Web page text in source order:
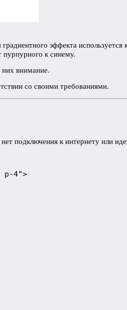
эффекта используется
пурпурного к синему.
них внимание.
со своими требованиями.
подключения к интернету или
p-4">